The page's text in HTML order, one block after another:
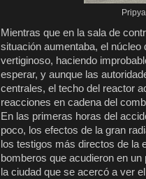
Mientras que en la sala de
situación aumentaba, el
vertiginoso, haciendo
esperar, y aunque las
centrales, el techo del reactor
reacciones en cadena del
En las primeras horas del
poco, los efectos de la gran
los testigos más directos de la
bomberos que acudieron en
la ciudad que se acercó a ver